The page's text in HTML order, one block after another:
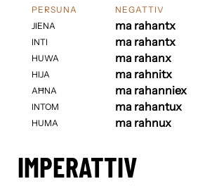
PERSUNA
JIENA
INTI
HUWA
HIJA
AĦNA
INTOM
HUMA
NEGATTIV
ma rahantx
ma rahantx
ma rahanx
ma rahnitx
ma rahanniex
ma rahantux
ma rahnux
IMPERATTIV